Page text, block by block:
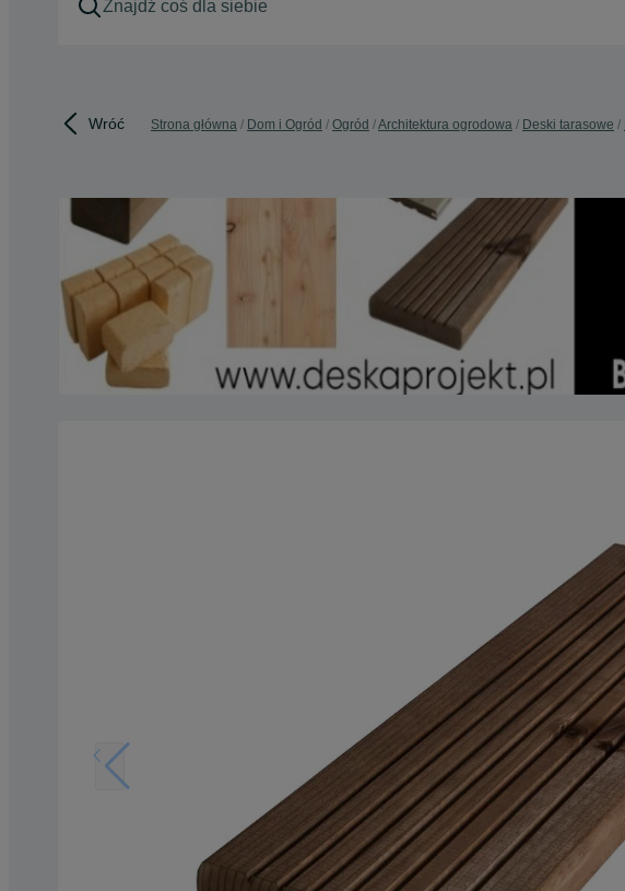
Wróć Strona główna Dom i Ogród Ogród Architektura ogrodowa Deski tarasowe